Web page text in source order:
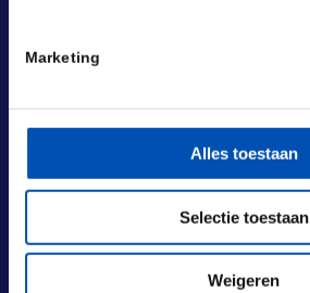
Marketing
Alles toestaan
Selectie toestaan
Weigeren
Laan van Nieuw Oost-Indië 131-133
POSTADRES
Laan van Nieuw Oost-Indië 133 M
2593 BM Den Haag